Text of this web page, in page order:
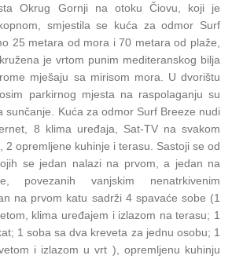
Okrug Gornji na otoku Čiovu, koji je
smjestila se kuća za odmor Surf
25 metara od mora i 70 metara od plaže,
je vrtom punim mediteranskog bilja
mješaju sa mirisom mora. U dvorištu
parkirnog mjesta na raspolaganju su
sunčanje. Kuća za odmor Surf Breeze nudi
8 klima uređaja, Sat-TV na svakom
2 opremljene kuhinje i terasu. Sastoji se od
se jedan nalazi na prvom, a jedan na
povezanih vanjskim nenatrkivenim
na prvom katu sadrži 4 spavaće sobe (1
klima uređajem i izlazom na terasu; 1
1 soba sa dva kreveta za jednu osobu; 1
i izlazom u vrt ), opremljenu kuhinju